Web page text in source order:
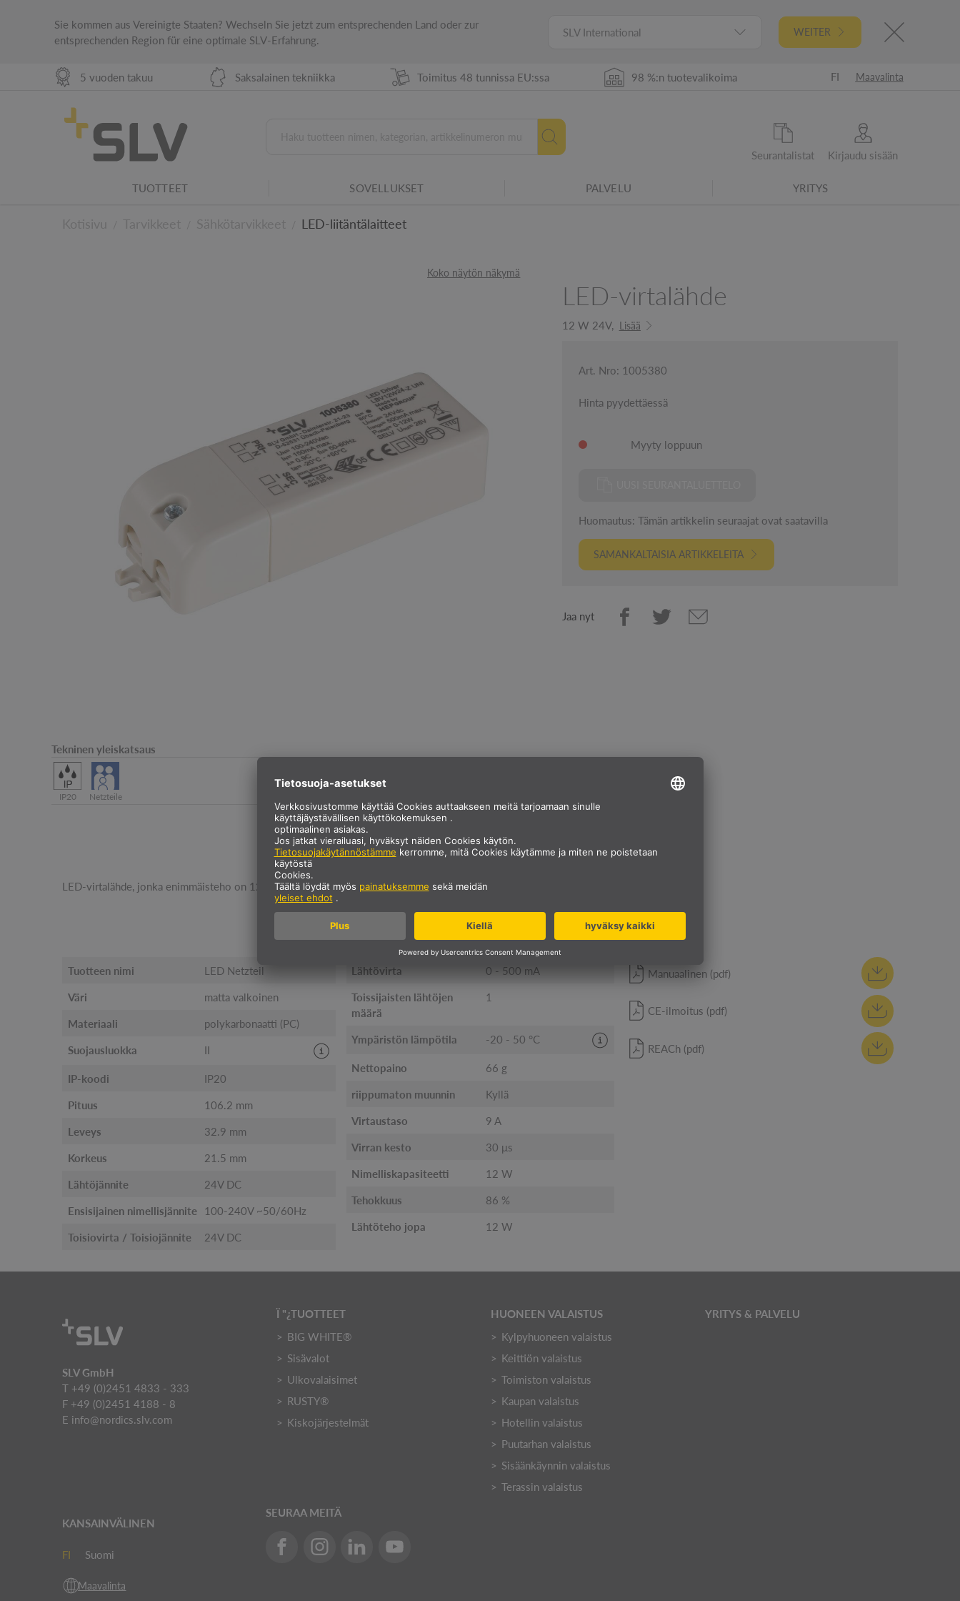
Sie kommen aus Vereinigte Staaten? Wechseln Sie jetzt zum entsprechenden Land oder zur
entsprechenden Region für eine optimale SLV-Erfahrung.
SLV International WEITER
5 vuoden takuu Saksalainen tekniikka Toimitus 48 tunnissa EU:ssa 98 %:n tuotevalikoima FI Maavalinta
Seurantalistat Kirjaudu sisään
TUOTTEET SOVELLUKSET PALVELU YRITYS
LED-liitäntälaitteet
Koko näytön näkymä
Tekninen yleiskatsaus
IP20 Netzteile
IP-suojausluokka osoittaa sähkölaitteen soveltuvuuden erilaisiin ympäristöolosuhteisiin.
LED-virtalähde
12 W 24V, Lisää
Art. Nro: 1005380
Hinta pyydettäessä
Myyty loppuun
Huomautus: Tämän artikkelin seuraajat ovat saatavilla
SAMANKALTAISIA ARTIKKELEITA
Jaa nyt
KUVAUS
LED-virtalähde, jonka enimmäisteho on 12 W 24 V:n jännitteellä.
TEKNISET TIEDOT
Tuotteen nimi LED Netzteil
Väri matta valkoinen
Materiaali polykarbonaatti (PC)
Suojausluokka II
IP-koodi IP20
Pituus 106.2 mm
Leveys 32.9 mm
Korkeus 21.5 mm
Lähtöjännite 24V DC
Ensisijainen nimellisjännite 100-240V ~50/60Hz
Toisiovirta / Toisiojännite 24V DC
Lähtövirta 0 - 500 mA
Toissijaisten lähtöjen
määrä
1
Ympäristön lämpötila -20 - 50 °C
Nettopaino 66 g
riippumaton muunnin Kyllä
Virtaustaso 9 A
Virran kesto 30 μs
Nimelliskapasiteetti 12 W
Tehokkuus 86 %
Lähtöteho jopa 12 W
Manuaalinen (pdf)
CE-ilmoitus (pdf)
REACh (pdf)
SLV GmbH
T +49 (0)2451 4833 - 333
F +49 (0)2451 4188 - 8
E info@nordics.slv.com
Ï "¿TUOTTEET
BIG WHITE®
Sisävalot
Ulkovalaisimet
RUSTY®
Kiskojärjestelmät
HUONEEN VALAISTUS
Kylpyhuoneen valaistus
Keittiön valaistus
Toimiston valaistus
Kaupan valaistus
Hotellin valaistus
Puutarhan valaistus
Sisäänkäynnin valaistus
Terassin valaistus
YRITYS & PALVELU
KANSAINVÄLINEN
FI Suomi
Maavalinta
SEURAA MEITÄ